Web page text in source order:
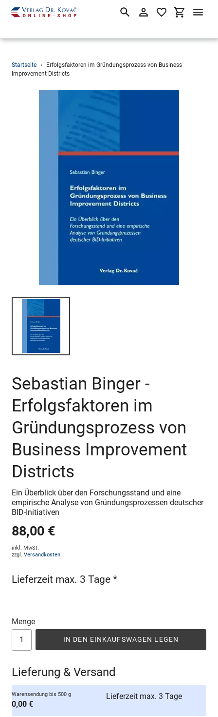
Direkt
zum
SuchenEinloggen
Startseite ›
Erfolgsfaktoren im Gründungsprozess von Business
Improvement Districts
Sebastian Binger -
Erfolgsfaktoren im
Gründungsprozess von
Business Improvement
Districts
Ein Überblick über den Forschungsstand und eine
empirische Analyse von Gründungsprozessen deutscher
BID-Initiativen
88,00 €
inkl. MwSt.
zzgl. Versandkosten
Lieferzeit max. 3 Tage *
Menge
IN DEN EINKAUFSWAGEN LEGEN
Lieferung & Versand
Warensendung bis 500 g
0,00 €
Lieferzeit max. 3 Tage